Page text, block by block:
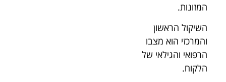
המזונות.
השיקול הראשון
והמרכזי הוא מצבו
הרפואי והגילאי של
הלקוח.